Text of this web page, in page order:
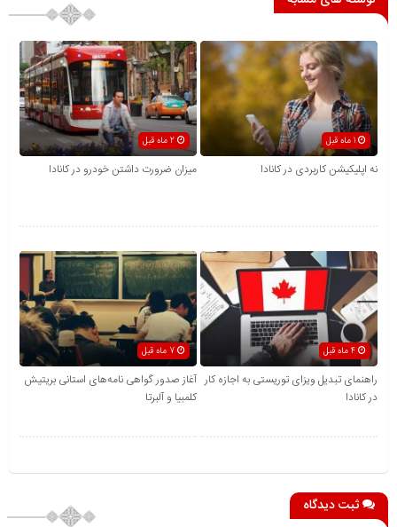
1 ماه قبل
نه اپلیکیشن کاربردی در کانادا میزان ضرورت داشتن خودرو در کانادا
4 ماه قبل
راهنمای تبدیل ویزای توریستی به اجازه کار
در کانادا
آغاز صدور گواهی نامه‌های استانی بریتیش
کلمبیا و آلبرتا
ثبت دیدگاه